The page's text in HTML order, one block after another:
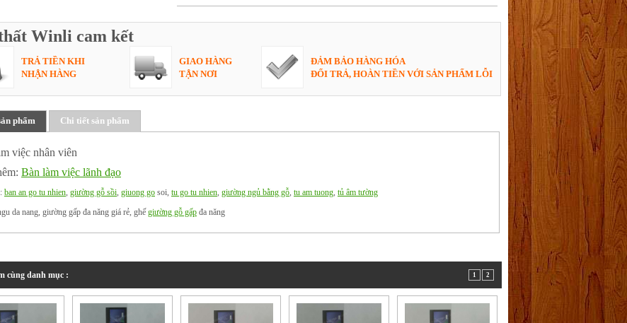
Winli cam kết
TRẢ TIỀN KHI
NHẬN HÀNG
GIAO HÀNG
TẬN NƠI
ĐẢM BẢO HÀNG HÓA
ĐỔI TRẢ, HOÀN TIỀN VỚI SẢN PHẨM LỖI
phẩm Chi tiết sản phẩm
việc nhân viên
Bàn làm việc lãnh đạo
ban an go tu nhien, giường gỗ sồi, giuong go soi, tu go tu nhien, giường ngủ bằng gỗ, tu am tuong, tủ âm tường
da nang, giường gấp đa năng giá rẻ, ghế giường gỗ gấp đa năng
cùng danh mục : 1 2